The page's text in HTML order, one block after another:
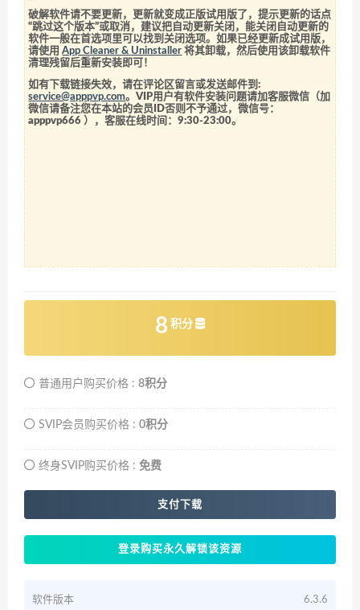
破解软件请不要更新，更新就变成正版试用版了，提示更新的话点
“跳过这个版本”或取消，建议把自动更新关闭，能关闭自动更新的
软件一般在首选项里可以找到关闭选项。如果已经更新成试用版，
请使用App Cleaner & Uninstaller 将其卸载，然后使用该卸载软件
清理残留后重新安装即可！
如有下载链接失效，请在评论区留言或发送邮件到:
service@apppvp.com。VIP用户有软件安装问题请加客服微信（加
微信请备注您在本站的会员ID否则不予通过，微信号：
apppvp666 ），客服在线时间：9:30-23:00。
8 积分
普通用户购买价格 : 8积分
SVIP会员购买价格 : 0积分
终身SVIP购买价格 : 免费
支付下载
登录购买永久解锁该资源
软件版本 6.3.6